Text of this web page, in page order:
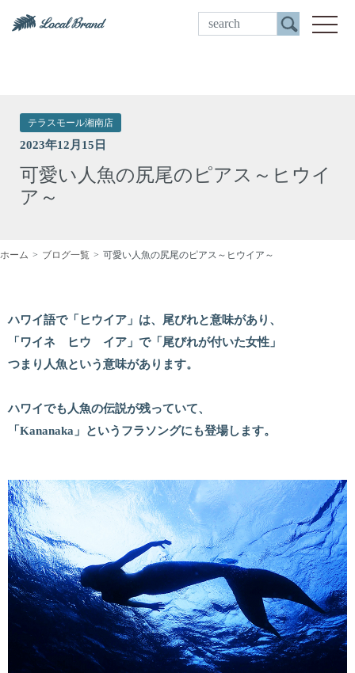
ご来店予約
テラスモール湘南店
2023年12月15日
可愛い人魚の尻尾のピアス～ヒウイ
ア～
ホーム ブログ一覧 可愛い人魚の尻尾のピアス～ヒウイア～
ハワイ語で「ヒウイア」は、尾びれと意味があり、
「ワイネ ヒウ イア」で「尾びれが付いた女性」
つまり人魚という意味があります。
ハワイでも人魚の伝説が残っていて、
「Kananaka」というフラソングにも登場します。